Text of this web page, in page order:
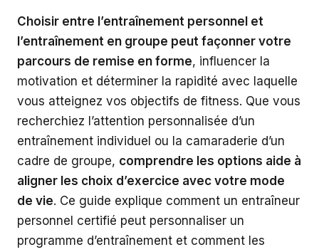
Choisir entre l’entraînement personnel et
l’entraînement en groupe peut façonner votre
parcours de remise en forme, influencer la
motivation et déterminer la rapidité avec laquelle
vous atteignez vos objectifs de fitness. Que vous
recherchiez l’attention personnalisée d’un
entraînement individuel ou la camaraderie d’un
cadre de groupe, comprendre les options aide à
aligner les choix d’exercice avec votre mode
de vie. Ce guide explique comment un entraîneur
personnel certifié peut personnaliser un
programme d’entraînement et comment les